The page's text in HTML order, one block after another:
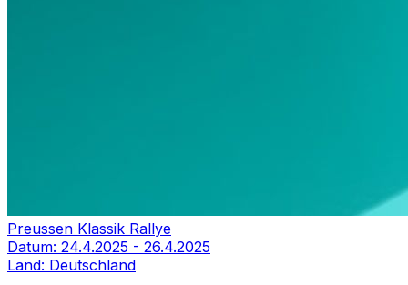
Preussen Klassik Rallye
Datum: 24.4.2025 - 26.4.2025
Land: Deutschland